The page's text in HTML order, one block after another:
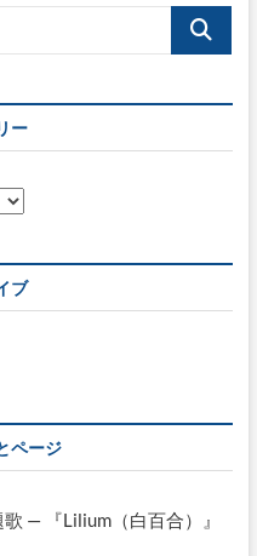
ー
ブ
ページ
— 『Lilium（白百合）』